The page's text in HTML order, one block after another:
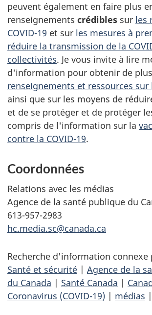
peuvent également en faire plus
renseignements crédibles sur les
COVID-19 et sur les mesures à
réduire la transmission de la
collectivités. Je vous invite à lire
d'information pour obtenir de
renseignements et ressources sur
ainsi que sur les moyens de
et de se protéger et de protéger
compris de l'information sur la
contre la COVID-19.
Coordonnées
Relations avec les médias
Agence de la santé publique du
613-957-2983
hc.media.sc@canada.ca
Recherche d'information connexe
Santé et sécurité | Agence de la
du Canada | Santé Canada |
Coronavirus (COVID-19) | médias |